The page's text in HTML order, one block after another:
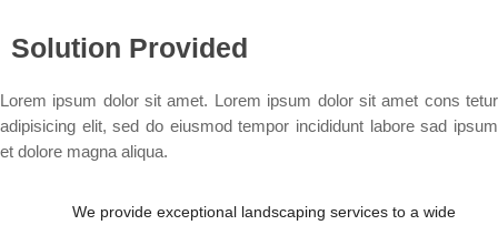
Solution Provided
Lorem ipsum dolor sit amet. Lorem ipsum dolor sit amet cons tetur
adipisicing elit, sed do eiusmod tempor incididunt labore sad ipsum
et dolore magna aliqua.
We provide exceptional landscaping services to a wide